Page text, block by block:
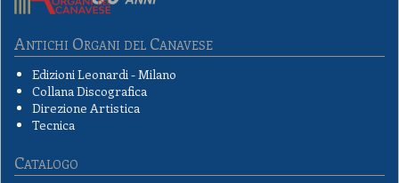
Antichi Organi del Canavese
Edizioni Leonardi - Milano
Collana Discografica
Direzione Artistica
Tecnica
Catalogo